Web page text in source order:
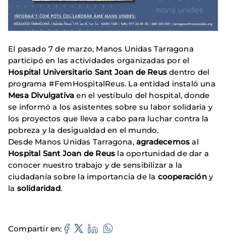
El pasado 7 de marzo, Manos Unidas Tarragona
participó en las actividades organizadas por el
Hospital Universitario Sant Joan de Reus dentro del
programa #FemHospitalReus. La entidad instaló una
Mesa Divulgativa en el vestíbulo del hospital, donde
se informó a los asistentes sobre su labor solidaria y
los proyectos que lleva a cabo para luchar contra la
pobreza y la desigualdad en el mundo.
Desde Manos Unidas Tarragona, agradecemosal
Hospital Sant Joan de Reus la oportunidad de dar a
conocer nuestro trabajo y de sensibilizar a la
ciudadanía sobre la importancia de la cooperacióny
la solidaridad.
Compartir en